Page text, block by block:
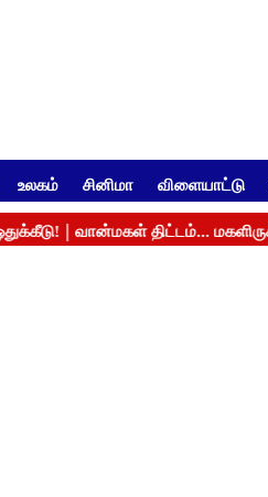
உலகம் சினிமா விளையாட்டு